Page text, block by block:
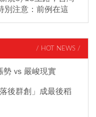
別注意：前例在這
/ HOT NEWS /
勢 vs 嚴峻現實
後群創」成最後稻